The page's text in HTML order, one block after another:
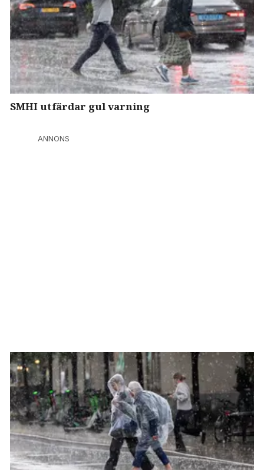
SMHI utfärdar gul varning
ANNONS